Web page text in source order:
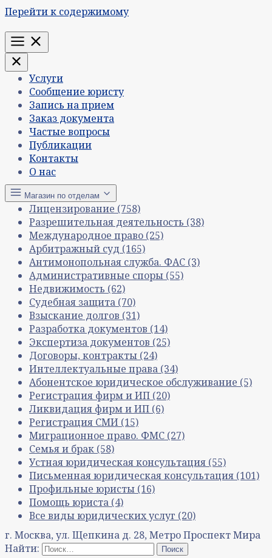
Перейти к содержимому
Меню
Услуги
Сообщение юристу
Запись на прием
Заказ документа
Частые вопросы
Публикации
Контакты
О нас
Магазин по отделам
Лицензирование (758)
Разрешительная деятельность (38)
Международное право (25)
Арбитражный суд (165)
Антимонопольная служба. ФАС (3)
Административные споры (55)
Недвижимость (62)
Судебная защита (70)
Взыскание долгов (31)
Разработка документов (14)
Экспертиза документов (25)
Договоры, контракты (24)
Интеллектуальные права (34)
Абонентское юридическое обслуживание (5)
Регистрация фирм и ИП (20)
Ликвидация фирм и ИП (6)
Регистрация СМИ (15)
Миграционное право. ФМС (27)
Семья и брак (58)
Устная юридическая консультация (55)
Письменная юридическая консультация (101)
Профильные юристы (16)
Помощь юриста (4)
Все виды юридических услуг (20)
г. Москва, ул. Щепкина д. 28, Метро Проспект Мира
Найти: